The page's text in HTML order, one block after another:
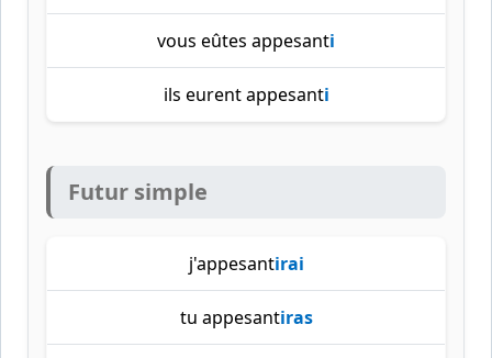
vous eûtes appesanti
ils eurent appesanti
Futur simple
j'appesantirai
tu appesantiras